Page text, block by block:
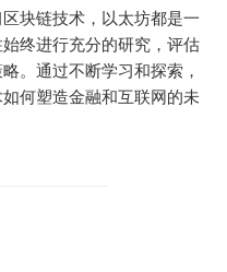
块链技术，以太坊都是一
终进行充分的研究，评估
。通过不断学习和探索，
何塑造金融和互联网的未